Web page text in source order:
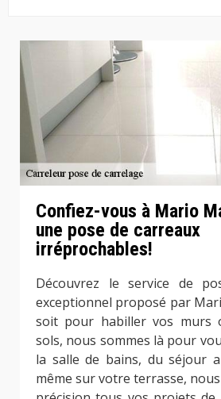
Confiez-vous à Mario
une pose de carreaux
irréprochables!
Découvrez le service de
exceptionnel proposé par
soit pour habiller vos murs
sols, nous sommes là pour
la salle de bains, du séjour
même sur votre terrasse,